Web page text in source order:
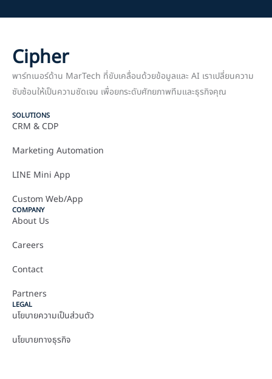
Cipher
พาร์ทเนอร์ด้าน MarTech ที่ขับเคลื่อนด้วยข้อมูลและ AI เราเปลี่ยนความ
ซับซ้อนให้เป็นความชัดเจน เพื่อยกระดับศักยภาพทีมและธุรกิจคุณ
SOLUTIONS
CRM & CDP
Marketing Automation
LINE Mini App
Custom Web/App
COMPANY
About Us
Careers
Contact
Partners
LEGAL
นโยบายความเป็นส่วนตัว
นโยบายทางธุรกิจ